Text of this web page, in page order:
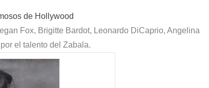
de Hollywood
Fox, Brigitte Bardot, Leonardo DiCaprio, Angelina
el talento del Zabala.